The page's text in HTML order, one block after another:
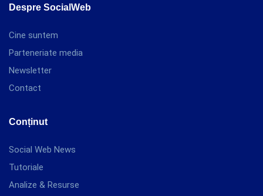
Despre SocialWeb
Cine suntem
Parteneriate media
Newsletter
Contact
Conținut
Social Web News
Tutoriale
Analize & Resurse